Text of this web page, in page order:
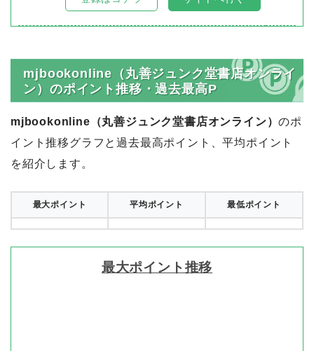
mjbookonline（丸善ジュンク堂書店オンライ
ン）のポイント推移・過去最高P
mjbookonline（丸善ジュンク堂書店オンライン）のポ
イント推移グラフと過去最高ポイント、平均ポイント
を紹介します。
最大ポイント 平均ポイント 最低ポイント
最大ポイント推移